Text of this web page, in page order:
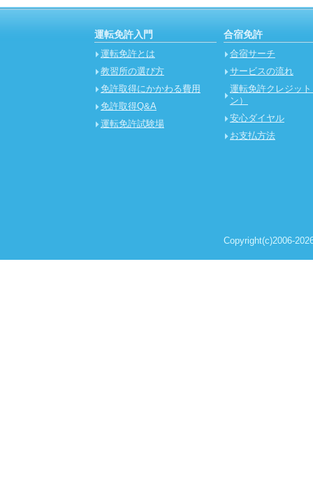
運転免許入門
運転免許とは
教習所の選び方
免許取得にかかわる費用
免許取得Q&A
運転免許試験場
合宿免許
合宿サーチ
サービスの流れ
運転免許クレジッ
ン）
安心ダイヤル
お支払方法
Copyright(c)2006-